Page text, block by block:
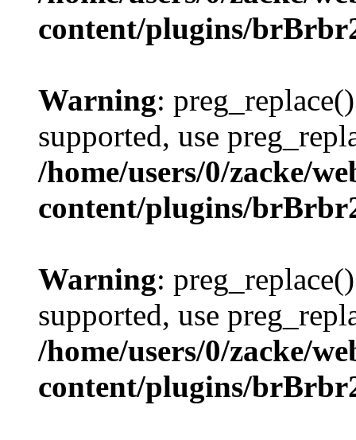
content/plugins/
Warning:
supported, use
/home/users/0/zacke/
content/plugins/
Warning:
supported, use
/home/users/0/zacke/
content/plugins/